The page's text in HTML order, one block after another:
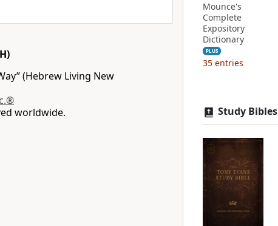
(Hebrew Living New
worldwide.
Mounce's
Complete
Expository
Dictionary
PLUS
35 entries
Study Bibles